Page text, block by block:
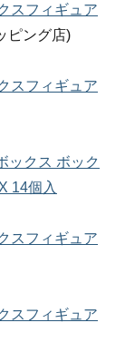
スフィギュア
ピング店)
スフィギュア
ックス ボック
14個入
スフィギュア
スフィギュア